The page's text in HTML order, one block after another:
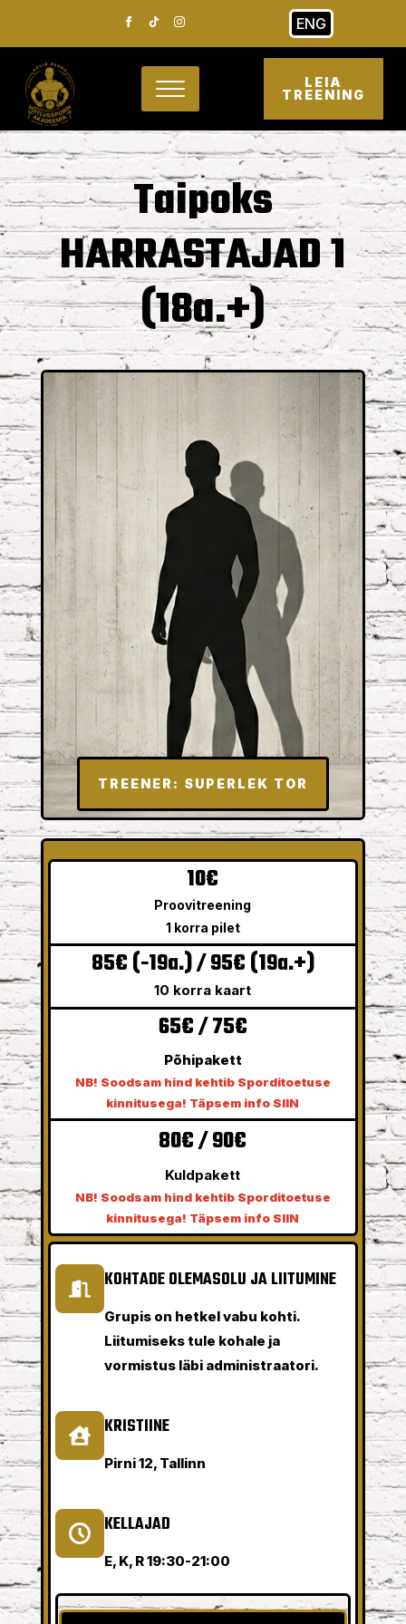
ENG
LEIA
TREENING
Taipoks
HARRASTAJAD 1
(18a.+)
TREENER: SUPERLEK TOR
10€
Proovitreening
1 korra pilet
85€ (-19a.) / 95€ (19a.+)
10 korra kaart
65€ / 75€
Põhipakett
NB! Soodsam hind kehtib Sporditoetuse
kinnitusega! Täpsem info SIIN
80€ / 90€
Kuldpakett
NB! Soodsam hind kehtib Sporditoetuse
kinnitusega! Täpsem info SIIN
KOHTADE OLEMASOLU JA LIITUMINE
Grupis on hetkel vabu kohti.
Liitumiseks tule kohale ja
vormistus läbi administraatori.
KRISTIINE
Pirni 12, Tallinn
KELLAJAD
E, K, R 19:30-21:00